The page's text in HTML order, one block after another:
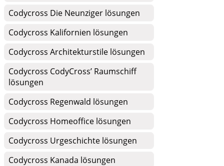
Codycross Die Neunziger lösungen
Codycross Kalifornien lösungen
Codycross Architekturstile lösungen
Codycross CodyCross’ Raumschiff
lösungen
Codycross Regenwald lösungen
Codycross Homeoffice lösungen
Codycross Urgeschichte lösungen
Codycross Kanada lösungen